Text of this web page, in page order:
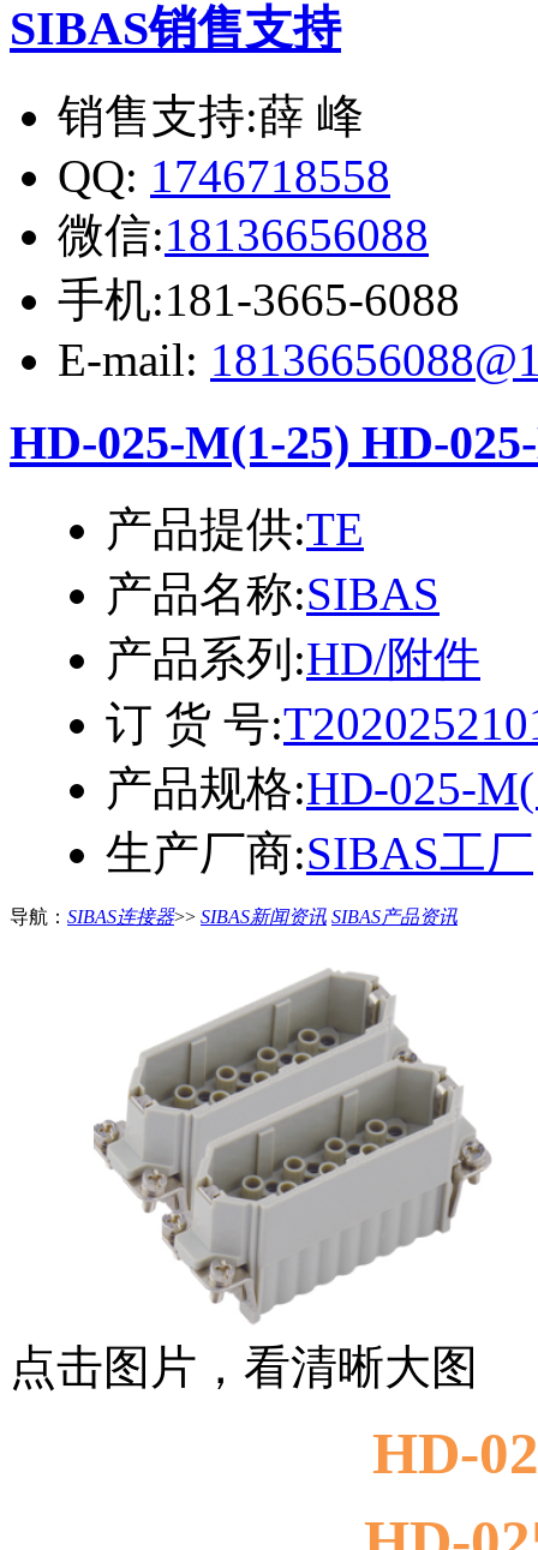
SIBAS销售支持
销售支持:薛 峰
QQ: 1746718558
微信:18136656088
手机:181-3665-6088
E-mail:
HD-025-M(1-25) HD-
产品提供:TE
产品名称:SIBAS
产品系列:HD/附件
订 货 号:
产品规格:HD-025-
生产厂商:SIBAS工厂
导航： SIBAS连接器>> SIBAS新闻资讯 SIBAS产品资讯
点击图片，看清晰大图
HD-